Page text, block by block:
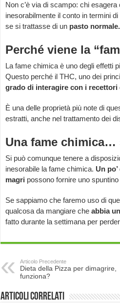
Non c’è via di scampo: chi
inesorabilmente il conto in termini
se si trattasse di un pasto normale.
Perché viene la
La fame chimica è uno degli effetti
Questo perché il THC, uno dei
grado di interagire con i recettori
È una delle proprietà più note di
estratti, anche nel trattamento dei
Una fame chimica…
Si può comunque tenere a
inesorabile la fame chimica. Un
magri possono fornire uno
Se sappiamo che faremo uso di
qualcosa da mangiare che abbia
fatto durante la settimana per
Articolo Precedente
Dieta della Pizza per dimagrire,
funziona?
Articoli correlati